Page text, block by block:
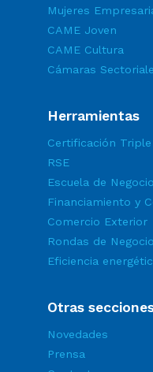
Mujeres
CAME Joven
CAME Cultura
Cámaras
Herramientas
Certificación
RSE
Escuela de
Financiamiento y
Comercio Exterior
Rondas de
Eficiencia
Otras
Novedades
Prensa